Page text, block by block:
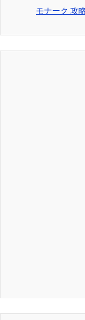
モナーク 攻